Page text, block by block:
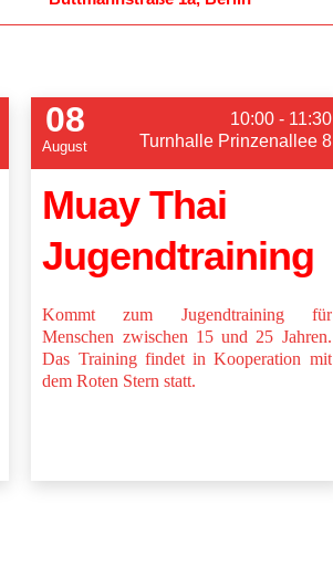
08
August
10:00 - 11:30
Turnhalle Prinzenallee 8
Muay Thai
Jugendtraining
Kommt zum Jugendtraining für
Menschen zwischen 15 und 25 Jahren.
Das Training findet in Kooperation mit
dem Roten Stern statt.